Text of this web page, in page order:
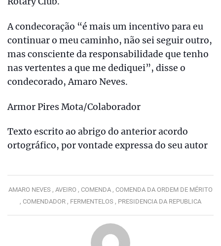
A condecoração “é mais um incentivo para eu
continuar o meu caminho, não sei seguir outro,
mas consciente da responsabilidade que tenho
nas vertentes a que me dediquei”, disse o
condecorado, Amaro Neves.
Armor Pires Mota/Colaborador
Texto escrito ao abrigo do anterior acordo
ortográfico, por vontade expressa do seu autor
AMARO NEVES , AVEIRO , COMENDA , COMENDA DA ORDEM DE MÉRITO
, COMENDADOR , FERMENTELOS , PRESIDENCIA DA REPUBLICA